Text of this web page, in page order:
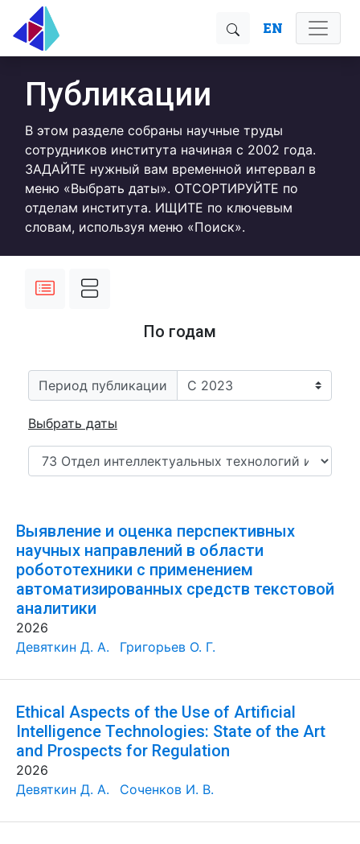
EN
Публикации
В этом разделе собраны научные труды
сотрудников института начиная с 2002 года.
ЗАДАЙТЕ нужный вам временной интервал в
меню «Выбрать даты». ОТСОРТИРУЙТЕ по
отделам института. ИЩИТЕ по ключевым
словам, используя меню «Поиск».
По годам
Период публикации
Выбрать даты
Выявление и оценка перспективных
научных направлений в области
робототехники с применением
автоматизированных средств текстовой
аналитики
2026
Девяткин Д. А.
Григорьев О. Г.
Ethical Aspects of the Use of Artificial
Intelligence Technologies: State of the Art
and Prospects for Regulation
2026
Девяткин Д. А.
Соченков И. В.